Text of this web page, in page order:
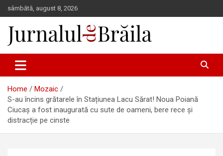
Skip
to
content
sâmbătă, august 8, 2026
Jurnalul de Brăila
Home
Mozaic
S-au încins grătarele în Stațiunea Lacu Sărat! Noua Poiană
Ciucaș a fost inaugurată cu sute de oameni, bere rece și
distracție pe cinste